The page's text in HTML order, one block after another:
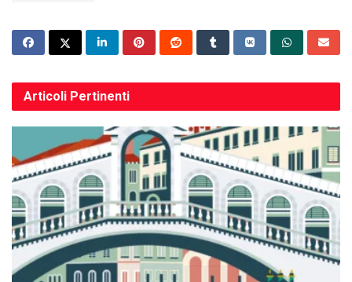
Articoli Pertinenti